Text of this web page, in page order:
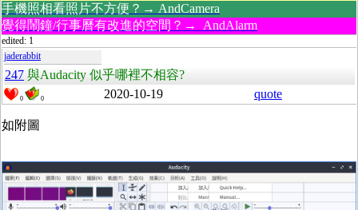
手機照相看照片不方便？→ AndCamera
覺得鬧鐘/行事曆有改進的空間？→ AndAlarm
edited: 1
jaderabbit
247 與Audacity 似乎哪裡不相容?
0 0 2020-10-19 quote
如附圖